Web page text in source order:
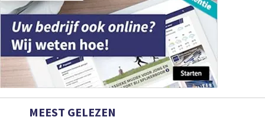
MEEST GELEZEN